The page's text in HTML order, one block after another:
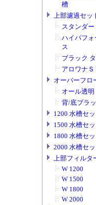
槽
上部濾過セッ
スタンダー
ハイパフォ
ス
ブラック
アロワナＳ
オーバーフロ
オール透明
背/底ブラ
1200 水槽セッ
1500 水槽セッ
1800 水槽セッ
2000 水槽セッ
上部フィルタ
W 1200
W 1500
W 1800
W 2000